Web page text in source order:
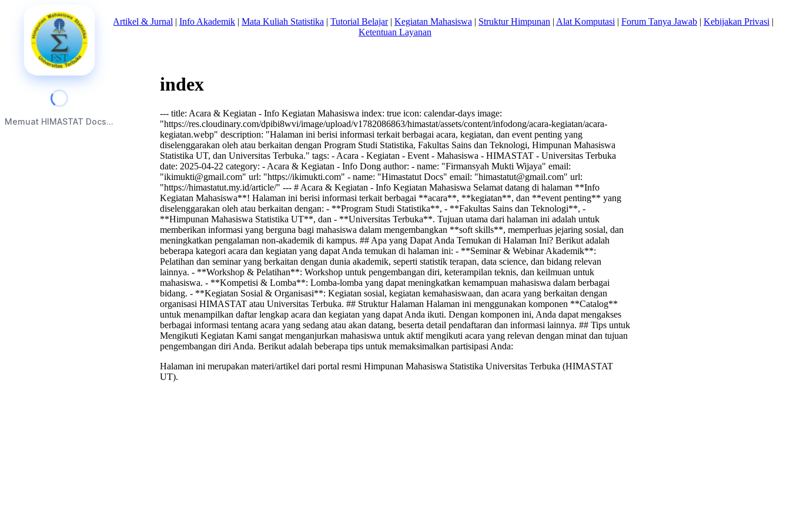
Memuat HIMASTAT Docs...
Beranda|Tentang Kami Artikel & Jurnal | Info Akademik | Mata Kuliah Statistika | Tutorial Belajar| Kegiatan Mahasiswa | Struktur Himpunan | Alat Komputasi | Forum Tanya Jawab | Kebijakan Privasi |
Ketentuan Layanan
index
--- title: Acara & Kegiatan - Info Kegiatan Mahasiswa index: true icon: calendar-days image:
"https://res.cloudinary.com/dpibi8wvi/image/upload/v1782086863/himastat/assets/content/infodong/acara-kegiatan/acara-
kegiatan.webp" description: "Halaman ini berisi informasi terkait berbagai acara, kegiatan, dan event penting yang
diselenggarakan oleh atau berkaitan dengan Program Studi Statistika, Fakultas Sains dan Teknologi, Himpunan Mahasiswa
Statistika UT, dan Universitas Terbuka." tags: - Acara - Kegiatan - Event - Mahasiswa - HIMASTAT - Universitas Terbuka
date: 2025-04-22 category: - Acara & Kegiatan - Info Dong author: - name: "Firmansyah Mukti Wijaya" email:
"ikimukti@gmail.com" url: "https://ikimukti.com" - name: "Himastatut Docs" email: "himastatut@gmail.com" url:
"https://himastatut.my.id/article/" --- # Acara & Kegiatan - Info Kegiatan Mahasiswa Selamat datang di halaman **Info
Kegiatan Mahasiswa**! Halaman ini berisi informasi terkait berbagai **acara**, **kegiatan**, dan **event penting** yang
diselenggarakan oleh atau berkaitan dengan: - **Program Studi Statistika**, - **Fakultas Sains dan Teknologi**, -
**Himpunan Mahasiswa Statistika UT**, dan - **Universitas Terbuka**. Tujuan utama dari halaman ini adalah untuk
memberikan informasi yang berguna bagi mahasiswa dalam mengembangkan **soft skills**, memperluas jejaring sosial, dan
meningkatkan pengalaman non-akademik di kampus. ## Apa yang Dapat Anda Temukan di Halaman Ini? Berikut adalah
beberapa kategori acara dan kegiatan yang dapat Anda temukan di halaman ini: - **Seminar & Webinar Akademik**:
Pelatihan dan seminar yang berkaitan dengan dunia akademik, seperti statistik terapan, data science, dan bidang relevan
lainnya. - **Workshop & Pelatihan**: Workshop untuk pengembangan diri, keterampilan teknis, dan keilmuan untuk
mahasiswa. - **Kompetisi & Lomba**: Lomba-lomba yang dapat meningkatkan kemampuan mahasiswa dalam berbagai
bidang. - **Kegiatan Sosial & Organisasi**: Kegiatan sosial, kegiatan kemahasiswaan, dan acara yang berkaitan dengan
organisasi HIMASTAT atau Universitas Terbuka. ## Struktur Halaman Halaman ini menggunakan komponen **Catalog**
untuk menampilkan daftar lengkap acara dan kegiatan yang dapat Anda ikuti. Dengan komponen ini, Anda dapat mengakses
berbagai informasi tentang acara yang sedang atau akan datang, beserta detail pendaftaran dan informasi lainnya. ## Tips untuk
Mengikuti Kegiatan Kami sangat menganjurkan mahasiswa untuk aktif mengikuti acara yang relevan dengan minat dan tujuan
pengembangan diri Anda. Berikut adalah beberapa tips untuk memaksimalkan partisipasi Anda:
Halaman ini merupakan materi/artikel dari portal resmi Himpunan Mahasiswa Statistika Universitas Terbuka (HIMASTAT
UT).